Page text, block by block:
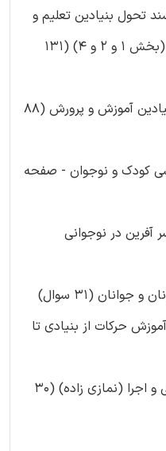
سند تحول بنیادین تعلیم و
تربیت رسمی و عمومی (بخش 1 و 2 و 4) (131
بخش 2: سند تحول بنیادین آموزش و پرورش (88
کودک و نوجوان - صفحه
آفرین در نوجوانی
حرکات از بنیادی تا
بخش 1: یادگیری حرکتی و اجرا (نمازی زاده) (30